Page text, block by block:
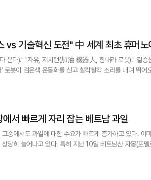
도 늘었다. 일본의 쌀값은 지난해 여름께부터 급등하기 시작하며
"퍼포먼스 vs 기술혁신 도전" 中 세계 최초 휴
, 지치런(加油 機器人, 힘내라 로봇)." 결승선에서 50m 떨어진 지점에서 주
로봇이 검은색 운동화를 신고 찰칵찰칵 소리를 내며 뛰어
2시간40분42초 만에 결승선 테이프를 끊자, 현장에서는
국 시장에서 빠르게 자리 잡는 베트남 과일
중에서도 과일에 대한 수요가 빠르게 증가하고 있다. 이
당히 늘어나고 있다. 특히 지난 10일 베트남산 자몽(포
. 베트남산 자몽은 맛, 향, 크기에서 한국 소비자들의 입맛